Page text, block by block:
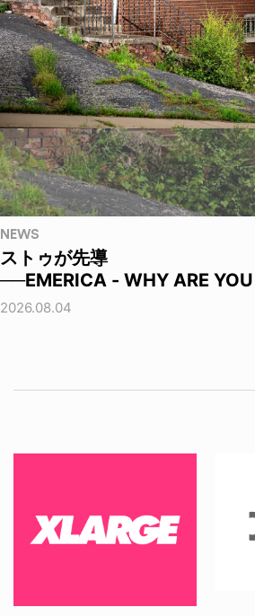
NEWS
ストゥが先導
──EMERICA - WHY ARE
2026.08.04